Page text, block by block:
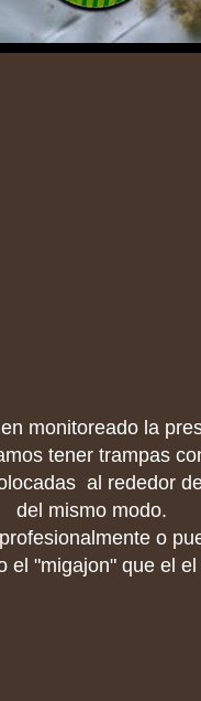
monitoreado la
tener trampas
al rededor
del mismo modo.
o
el "migajon" que el